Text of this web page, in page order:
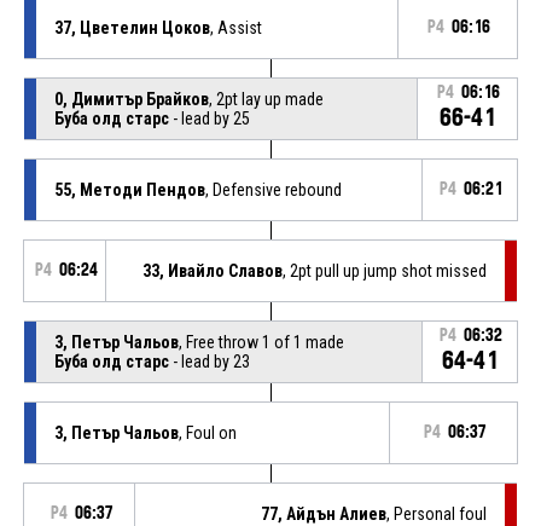
37, Цветелин Цоков, Assist P4 06:16
0, Димитър Брайков, 2pt lay up made
Буба олд старс- lead by 25
P4 06:16
66-41
55, Методи Пендов, Defensive rebound P4 06:21
P4 06:24 33, Ивайло Славов, 2pt pull up jump shot missed
3, Петър Чальов, Free throw 1 of 1 made
Буба олд старс- lead by 23
P4 06:32
64-41
3, Петър Чальов, Foul on P4 06:37
P4 06:37 77, Айдън Алиев, Personal foul